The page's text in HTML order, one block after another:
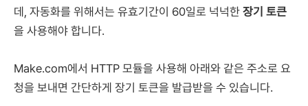
데, 자동화를 위해서는 유효기간이 60일로 넉넉한 장기 토큰
을 사용해야 합니다.
Make.com에서 HTTP 모듈을 사용해 아래와 같은 주소로 요
청을 보내면 간단하게 장기 토큰을 발급받을 수 있습니다.